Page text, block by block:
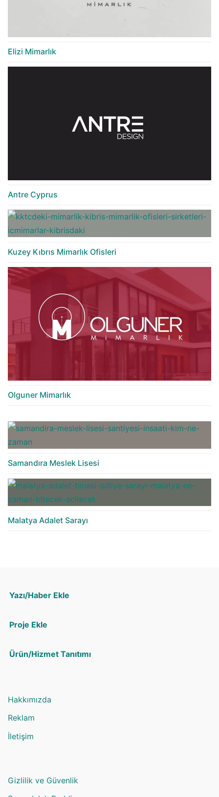
Elizi Mimarlık
Antre Cyprus
Kuzey Kıbrıs Mimarlık Ofisleri
Olguner Mimarlık
Samandıra Meslek Lisesi
Malatya Adalet Sarayı
Yazı/Haber Ekle
Proje Ekle
Ürün/Hizmet Tanıtımı
Hakkımızda
Reklam
İletişim
Gizlilik ve Güvenlik